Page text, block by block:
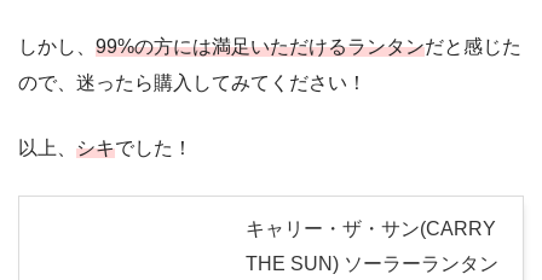
しかし、 99%の方には満足いただけるランタンだと感じた
ので、迷ったら購入してみてください！
以上、 シキでした！
キャリー・ザ・サン(CARRY
THE SUN) ソーラーランタン